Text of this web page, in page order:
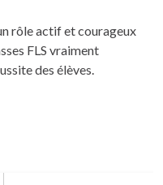
rôle actif et courageux
FLS vraiment
des élèves.